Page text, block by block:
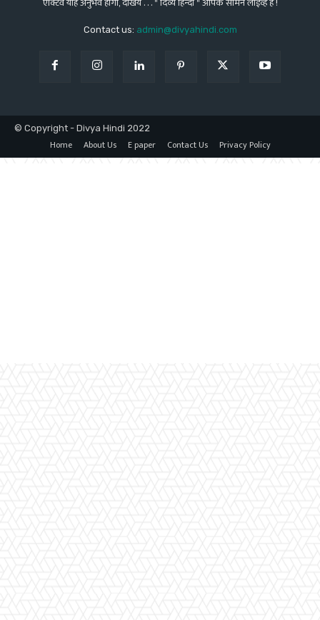
Contact us: admin@divyahindi.com
© Copyright - Divya Hindi 2022
Home About Us E paper Contact Us Privacy Policy